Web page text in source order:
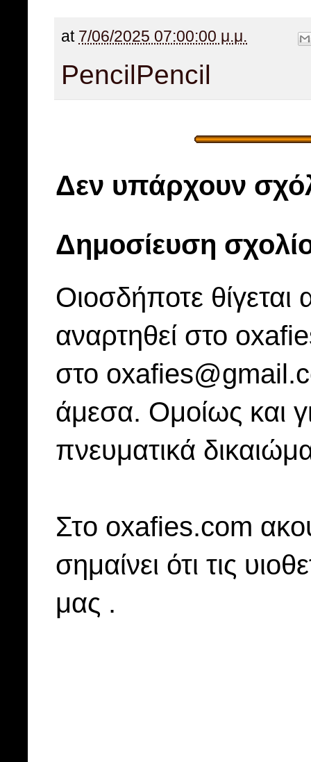
at 7/06/2025 07:00:00 μ.μ.
PencilPencil
Δεν υπάρχουν
Δημοσίευση
Οιοσδήποτε
αναρτηθεί στο
στο
άμεσα. Ομοίως και
πνευματικά
Στo oxafies.com
σημαίνει ότι τις
μας .